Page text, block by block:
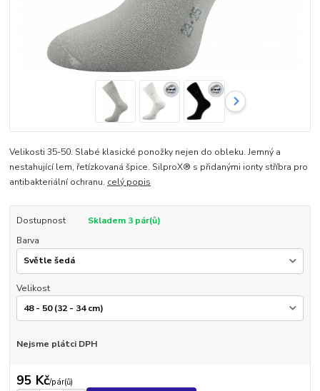
Velikosti 35-50. Slabé klasické ponožky nejen do obleku. Jemný a
nestahující lem, řetízkovaná špice. SilproX® s přidanými ionty stříbra pro
antibakteriální ochranu. celý popis
Dostupnost
Skladem 3 pár(ů)
Barva
Velikost
Nejsme plátci DPH
95 Kč/pár(ů)